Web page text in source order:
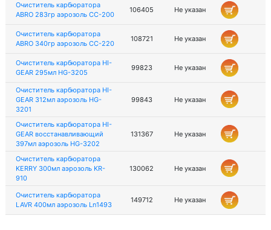
Очиститель карбюратора
ABRO 283гр аэрозоль СС-200
106405 Не указан
Очиститель карбюратора
ABRO 340гр аэрозоль СС-220
108721 Не указан
Очиститель карбюратора HI-
GEAR 295мл HG-3205
99823 Не указан
Очиститель карбюратора HI-
GEAR 312мл аэрозоль HG-
3201
99843 Не указан
Очиститель карбюратора HI-
GEAR восстанавливающий
397мл аэрозоль HG-3202
131367 Не указан
Очиститель карбюратора
KERRY 300мл аэрозоль KR-
910
130062 Не указан
Очиститель карбюратора
LAVR 400мл аэрозоль Ln1493
149712 Не указан